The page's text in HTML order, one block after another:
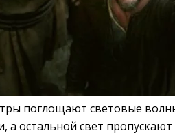
поглощают световые
а остальной свет